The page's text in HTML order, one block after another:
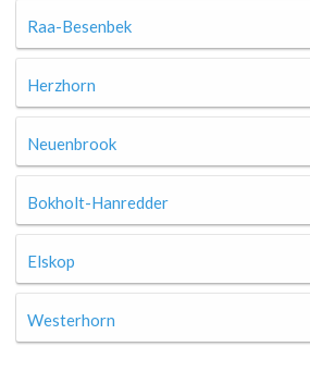
Raa-Besenbek
Herzhorn
Neuenbrook
Bokholt-Hanredder
Elskop
Westerhorn